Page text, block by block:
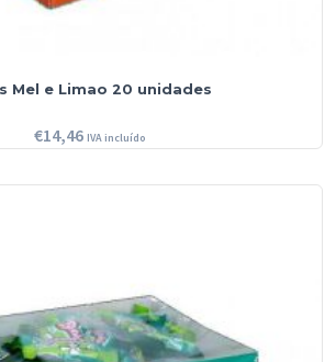
Mel e Limao 20 unidades
€14,46 IVA incluído